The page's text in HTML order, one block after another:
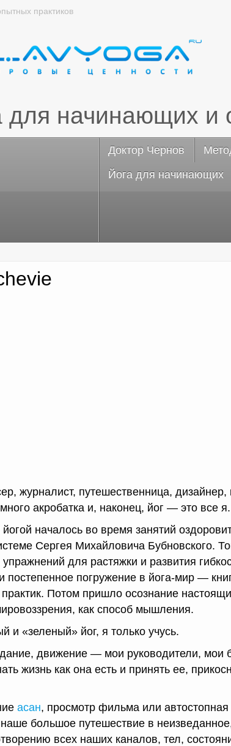
практиков
для начинающих и
Доктор Чернов
Йога для начинающих
журналист, путешественница, дизайнер,
акробатка и, наконец, йог — это все я.
началось во время занятий
Сергея Михайловича Бубновского.
для растяжки и развития
постепенное погружение в йога-мир —
Потом пришло осознание
как способ мышления.
и «зеленый» йог, я только учусь.
движение — мои руководители, мои
жизнь как она есть и принять ее,
асан, просмотр фильма или автостопная
большое путешествие в
всех наших каналов, тел,